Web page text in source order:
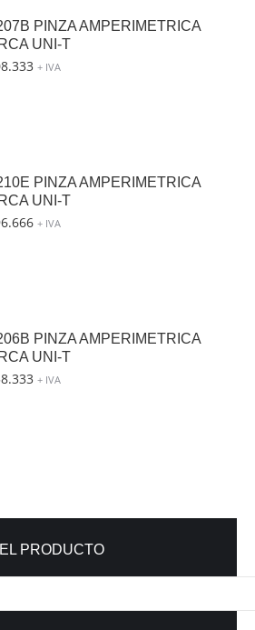
PINZA AMPERIMETRICA
UNI-T
+ IVA
PINZA AMPERIMETRICA
UNI-T
+ IVA
PINZA AMPERIMETRICA
UNI-T
+ IVA
PRODUCTO